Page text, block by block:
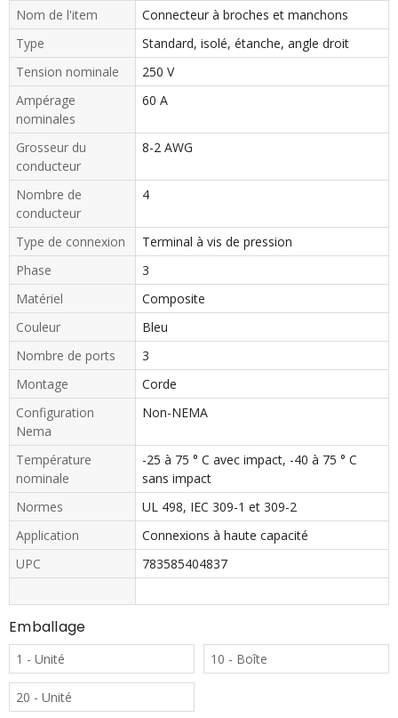
Nom de l'item
Connecteur à broches et manchons
Type
Standard, isolé, étanche, angle droit
Tension nominale
250 V
Ampérage
nominales
60 A
Grosseur du
conducteur
8-2 AWG
Nombre de
conducteur
4
Type de connexion
Terminal à vis de pression
Phase
3
Matériel
Composite
Couleur
Bleu
Nombre de ports
3
Montage
Corde
Configuration
Nema
Non-NEMA
Température
nominale
-25 à 75 ° C avec impact, -40 à 75 ° C
sans impact
Normes
UL 498, IEC 309-1 et 309-2
Application
Connexions à haute capacité
UPC
783585404837
Emballage
1 - Unité 10 - Boîte
20 - Unité